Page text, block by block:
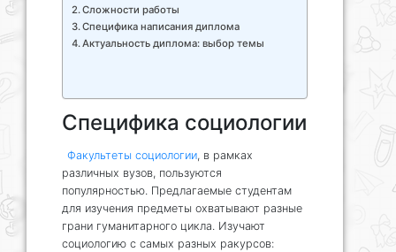
Сложности работы
Специфика написания диплома
Актуальность диплома: выбор темы
Специфика социологии
Факультеты социологии, в рамках
различных вузов, пользуются
популярностью. Предлагаемые студентам
для изучения предметы охватывают разные
грани гуманитарного цикла. Изучают
социологию с самых разных ракурсов: